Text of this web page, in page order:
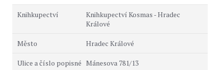
Knihkupectví Kosmas - Hradec
Králové
Hradec Králové
Mánesova 781/13